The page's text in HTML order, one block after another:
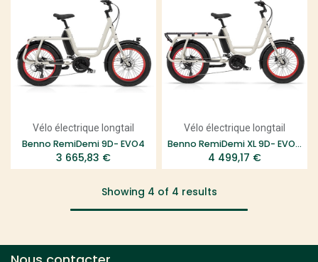
Vélo électrique longtail
Benno RemiDemi 9D- EVO4
3 665,83 €
Vélo électrique longtail
Benno RemiDemi XL 9D- EVO1 EQ - LLD
4 499,17 €
Showing 4 of 4 results